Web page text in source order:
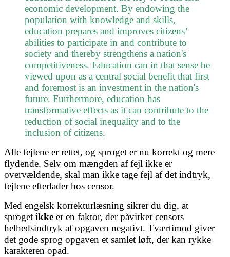
economic development. By endowing the
population with knowledge and skills,
education prepares and improves citizens’
abilities to participate in and contribute to
society and thereby strengthens a nation's
competitiveness. Education can in that sense be
viewed upon as a central social benefit that first
and foremost is an investment in the nation's
future. Furthermore, education has
transformative effects as it can contribute to the
reduction of social inequality and to the
inclusion of citizens.
Alle fejlene er rettet, og sproget er nu korrekt og mere
flydende. Selv om mængden af fejl ikke er
overvældende, skal man ikke tage fejl af det indtryk,
fejlene efterlader hos censor.
Med engelsk korrekturlæsning sikrer du dig, at
sproget ikke er en faktor, der påvirker censors
helhedsindtryk af opgaven negativt. Tværtimod giver
det gode sprog opgaven et samlet løft, der kan rykke
karakteren opad.